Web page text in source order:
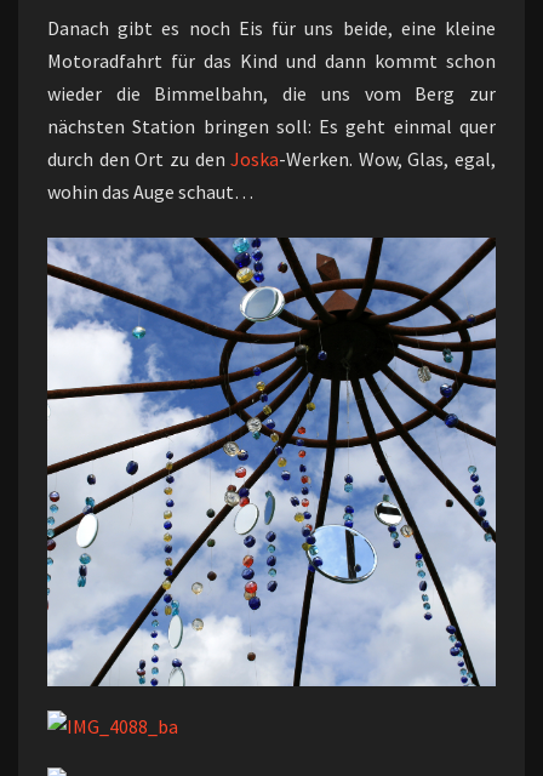
Danach gibt es noch Eis für uns beide, eine kleine
Motoradfahrt für das Kind und dann kommt schon
wieder die Bimmelbahn, die uns vom Berg zur
nächsten Station bringen soll: Es geht einmal quer
durch den Ort zu denJoska-Werken. Wow, Glas, egal,
wohin das Auge schaut…